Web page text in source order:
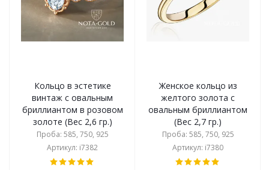
Кольцо в эстетике
винтаж с овальным
бриллиантом в розовом
золоте (Вес 2,6 гр.)
Проба: 585, 750, 925
Артикул: i7382
Женское кольцо из
желтого золота с
овальным бриллиантом
(Вес 2,7 гр.)
Проба: 585, 750, 925
Артикул: i7380